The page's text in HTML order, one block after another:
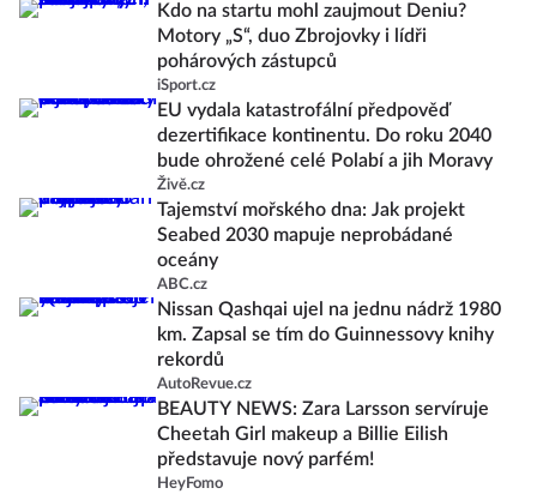
Kdo na startu mohl zaujmout Deniu?
Motory „S“, duo Zbrojovky i lídři
pohárových zástupců
iSport.cz
EU vydala katastrofální předpověď
dezertifikace kontinentu. Do roku 2040
bude ohrožené celé Polabí a jih Moravy
Živě.cz
Tajemství mořského dna: Jak projekt
Seabed 2030 mapuje neprobádané
oceány
ABC.cz
Nissan Qashqai ujel na jednu nádrž 1980
km. Zapsal se tím do Guinnessovy knihy
rekordů
AutoRevue.cz
BEAUTY NEWS: Zara Larsson servíruje
Cheetah Girl makeup a Billie Eilish
představuje nový parfém!
HeyFomo